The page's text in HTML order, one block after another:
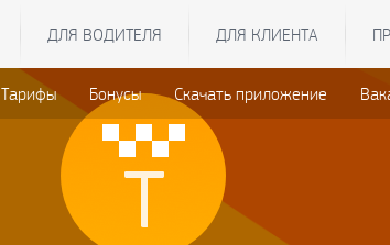
ДЛЯ ВОДИТЕЛЯ ДЛЯ КЛИЕНТА
Тарифы Бонусы Скачать приложение